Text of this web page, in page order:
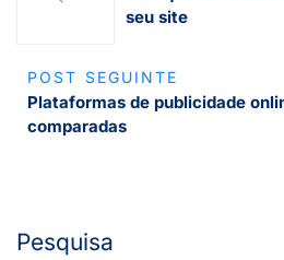
seu site
POST SEGUINTE
Plataformas de publicidade
comparadas
Pesquisa